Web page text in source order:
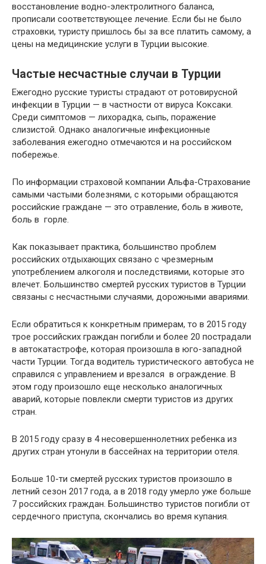
восстановление водно-электролитного баланса,
прописали соответствующее лечение. Если бы не было
страховки, туристу пришлось бы за все платить самому, а
цены на медицинские услуги в Турции высокие.
Частые несчастные случаи в Турции
Ежегодно русские туристы страдают от ротовирусной
инфекции в Турции — в частности от вируса Коксаки.
Среди симптомов — лихорадка, сыпь, поражение
слизистой. Однако аналогичные инфекционные
заболевания ежегодно отмечаются и на российском
побережье.
По информации страховой компании Альфа-Страхование
самыми частыми болезнями, с которыми обращаются
российские граждане — это отравление, боль в животе,
боль в горле.
Как показывает практика, большинство проблем
российских отдыхающих связано с чрезмерным
употреблением алкоголя и последствиями, которые это
влечет. Большинство смертей русских туристов в Турции
связаны с несчастными случаями, дорожными авариями.
Если обратиться к конкретным примерам, то в 2015 году
трое российских граждан погибли и более 20 пострадали
в автокатастрофе, которая произошла в юго-западной
части Турции. Тогда водитель туристического автобуса не
справился с управлением и врезался в ограждение. В
этом году произошло еще несколько аналогичных
аварий, которые повлекли смерти туристов из других
стран.
В 2015 году сразу в 4 несовершеннолетних ребенка из
других стран утонули в бассейнах на территории отеля.
Больше 10-ти смертей русских туристов произошло в
летний сезон 2017 года, а в 2018 году умерло уже больше
7 российских граждан. Большинство туристов погибли от
сердечного приступа, скончались во время купания.